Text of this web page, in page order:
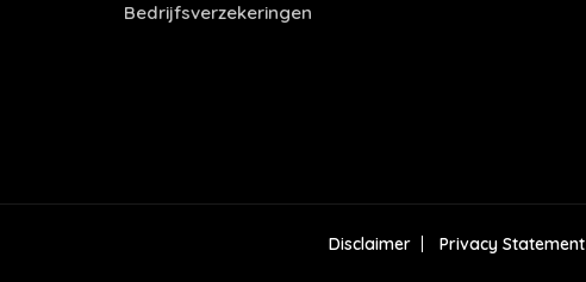
Bedrijfsverzekeringen
Disclaimer Privacy Statement